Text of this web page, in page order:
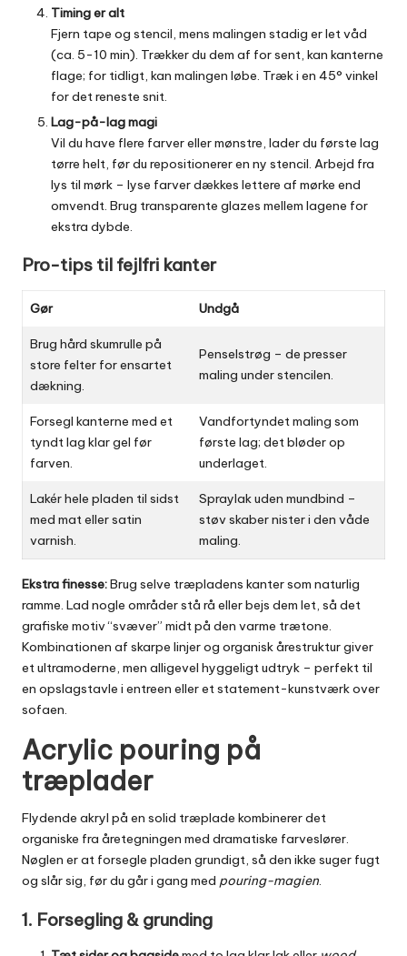
Timing er alt
Fjern tape og stencil, mens malingen stadig er let våd
(ca. 5-10 min). Trækker du dem af for sent, kan kanterne
flage; for tidligt, kan malingen løbe. Træk i en 45° vinkel
for det reneste snit.
Lag-på-lag magi
Vil du have flere farver eller mønstre, lader du første lag
tørre helt, før du repositionerer en ny stencil. Arbejd fra
lys til mørk – lyse farver dækkes lettere af mørke end
omvendt. Brug transparente glazes mellem lagene for
ekstra dybde.
Pro-tips til fejlfri kanter
Gør Undgå
Brug hård skumrulle på
store felter for ensartet
dækning.
Penselstrøg – de presser
maling under stencilen.
Forsegl kanterne med et
tyndt lag klar gel før
farven.
Vandfortyndet maling som
første lag; det bløder op
underlaget.
Lakér hele pladen til sidst
med mat eller satin
varnish.
Spraylak uden mundbind –
støv skaber nister i den våde
maling.
Ekstra finesse:Brug selve træpladens kanter som naturlig
ramme. Lad nogle områder stå rå eller bejs dem let, så det
grafiske motiv “svæver” midt på den varme trætone.
Kombinationen af skarpe linjer og organisk årestruktur giver
et ultra­moderne, men alligevel hyggeligt udtryk – perfekt til
en opslagstavle i entreen eller et statement-kunstværk over
sofaen.
Acrylic pouring på
træplader
Flydende akryl på en solid træplade kombinerer det
organiske fra åretegningen med dramatiske farveslø­rer.
Nøglen er at forsegle pladen grundigt, så den ikke suger fugt
og slår sig, før du går i gang med pouring-magien.
1. Forsegling & grunding